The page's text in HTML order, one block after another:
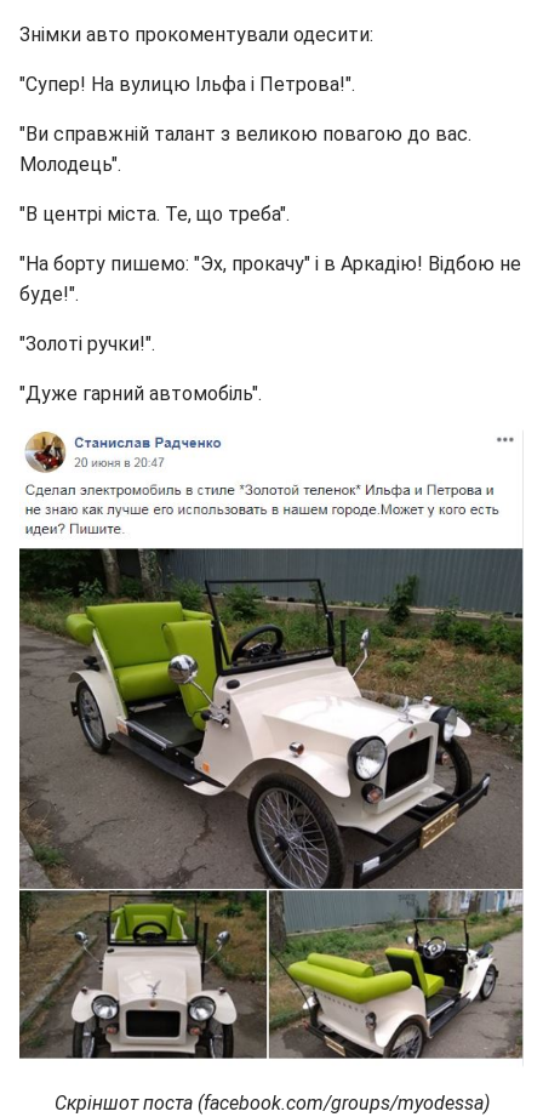
Знімки авто прокоментували одесити:
"Супер! На вулицю Ільфа і Петрова!".
"Ви справжній талант з великою повагою до вас.
Молодець".
"В центрі міста. Те, що треба".
"На борту пишемо: "Эх, прокачу" і в Аркадію! Відбою не
буде!".
"Золоті ручки!".
"Дуже гарний автомобіль".
Скріншот поста (facebook.com/groups/myodessa)